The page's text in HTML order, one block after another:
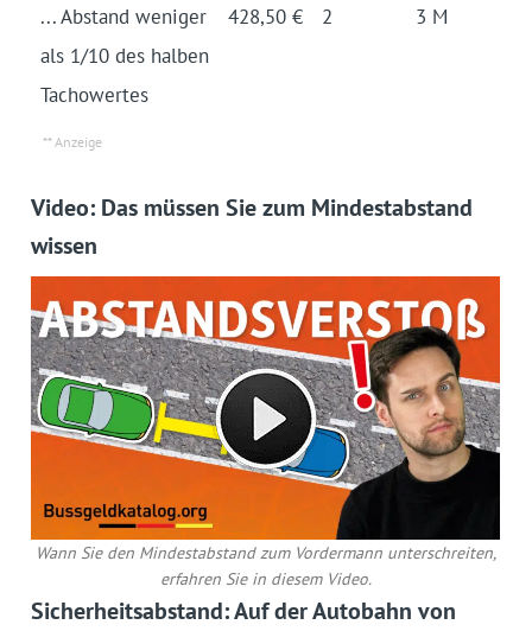
... Abstand weniger
als 1/10 des halben
Tacho­wertes
428,50 € 2 3 M
Video: Das müssen Sie zum Mindestabstand
wissen
Wann Sie den Mindestabstand zum Vordermann unterschreiten,
erfahren Sie in diesem Video.
Sicherheitsabstand: Auf der Autobahn von